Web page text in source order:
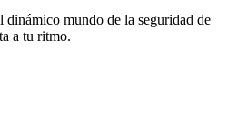
dinámico mundo de la seguridad de
a tu ritmo.